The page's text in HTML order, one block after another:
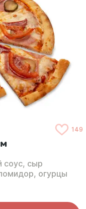
149
соус, сыр
огурцы